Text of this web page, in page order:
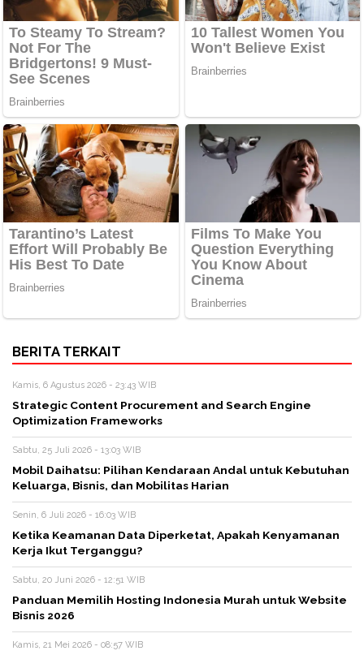
BERITA TERKAIT
Kamis, 6 Agustus 2026 - 23:43 WIB
Strategic Content Procurement and Search Engine
Optimization Frameworks
Sabtu, 25 Juli 2026 - 13:03 WIB
Mobil Daihatsu: Pilihan Kendaraan Andal untuk Kebutuhan
Keluarga, Bisnis, dan Mobilitas Harian
Senin, 6 Juli 2026 - 16:03 WIB
Ketika Keamanan Data Diperketat, Apakah Kenyamanan
Kerja Ikut Terganggu?
Sabtu, 20 Juni 2026 - 12:51 WIB
Panduan Memilih Hosting Indonesia Murah untuk Website
Bisnis 2026
Kamis, 21 Mei 2026 - 08:57 WIB